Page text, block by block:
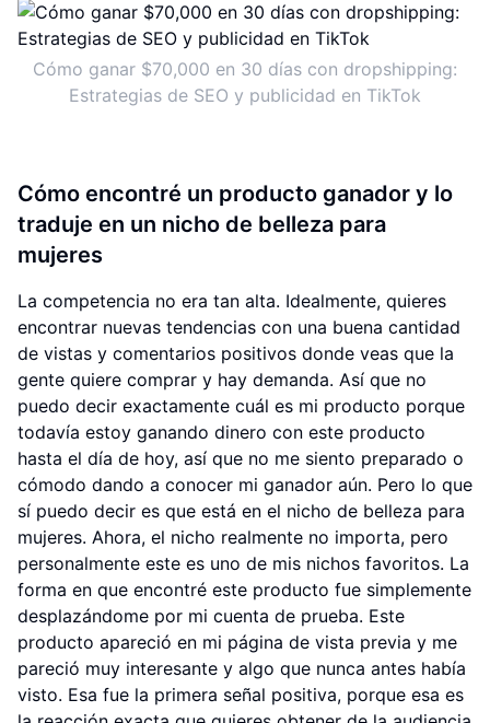
Cómo ganar $70,000 en 30 días con dropshipping:
Estrategias de SEO y publicidad en TikTok
Cómo encontré un producto ganador y lo
traduje en un nicho de belleza para
mujeres
La competencia no era tan alta. Idealmente, quieres
encontrar nuevas tendencias con una buena cantidad
de vistas y comentarios positivos donde veas que la
gente quiere comprar y hay demanda. Así que no
puedo decir exactamente cuál es mi producto porque
todavía estoy ganando dinero con este producto
hasta el día de hoy, así que no me siento preparado o
cómodo dando a conocer mi ganador aún. Pero lo que
sí puedo decir es que está en el nicho de belleza para
mujeres. Ahora, el nicho realmente no importa, pero
personalmente este es uno de mis nichos favoritos. La
forma en que encontré este producto fue simplemente
desplazándome por mi cuenta de prueba. Este
producto apareció en mi página de vista previa y me
pareció muy interesante y algo que nunca antes había
visto. Esa fue la primera señal positiva, porque esa es